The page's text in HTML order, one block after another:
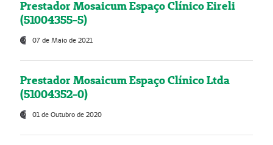
Prestador Mosaicum Espaço Clínico Eireli
(51004355-5)
07 de Maio de 2021
Prestador Mosaicum Espaço Clínico Ltda
(51004352-0)
01 de Outubro de 2020